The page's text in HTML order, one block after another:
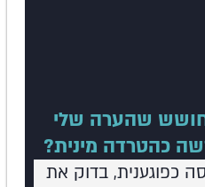
שהערה שלי
כהטרדה מינית?
כפוגענית, בדוק את